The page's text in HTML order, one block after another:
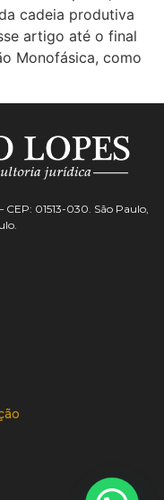
cadeia produtiva
artigo até o final
Monofásica, como
01513-030. São Paulo,